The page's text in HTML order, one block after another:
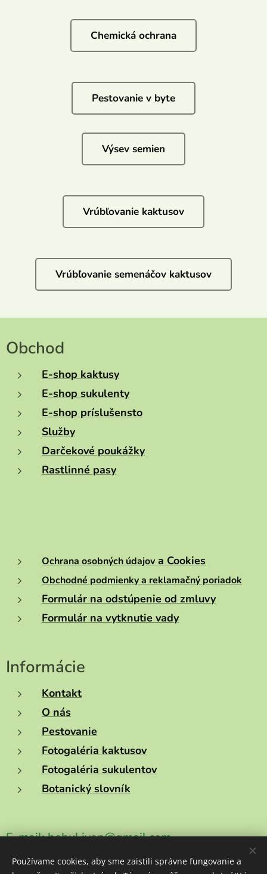
Chemická ochrana
Pestovanie v byte
Výsev semien
Vrúbľovanie kaktusov
Vrúbľovanie semenáčov kaktusov
Obchod
E-shop kaktusy
E-shop sukulenty
E-shop príslušensto
Služby
Darčekové poukážky
Rastlinné pasy
Ochrana osobných údajov a Cookies
Obchodné podmienky a reklamačný poriadok
Formulár na odstúpenie od zmluvy
Formulár na vytknutie vady
Informácie
Kontakt
O nás
Pestovanie
Fotogaléria kaktusov
Fotogaléria sukulentov
Botanický slovník
E-mail:behul.ivan@gmail.com
Telefónne číslo: +421908757354
Používame cookies, aby sme zaistili správne fungovanie a